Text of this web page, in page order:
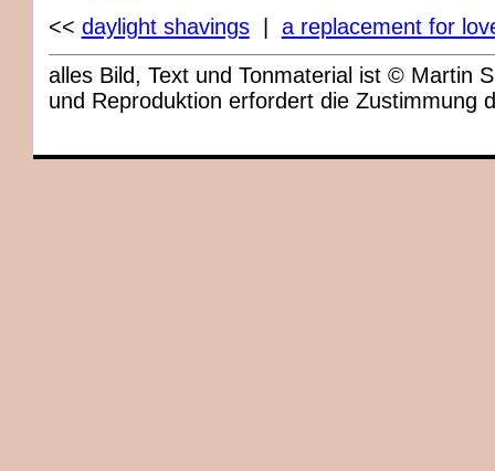
<< daylight shavings| a replacement for
alles Bild, Text und Tonmaterial ist © Martin
und Reproduktion erfordert die Zustimmung